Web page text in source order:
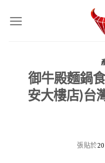
御牛殿麵鍋
安大樓店)台
張貼於